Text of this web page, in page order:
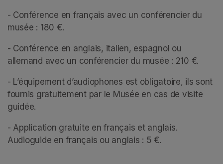
- Conférence en français avec un conférencier du
musée : 180 €.
- Conférence en anglais, italien, espagnol ou
allemand avec un conférencier du musée : 210 €.
- L’équipement d’audiophones est obligatoire, ils sont
fournis gratuitement par le Musée en cas de visite
guidée.
- Application gratuite en français et anglais.
Audioguide en français ou anglais : 5 €.